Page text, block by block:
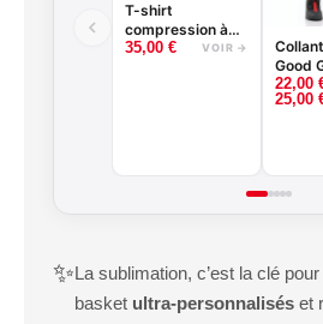
T-shirt
compression à
manches longues
35,00 € VOIR →
Good
Noir
22,00
25,00
✨La sublimation, c’est la clé
basket ultra-personnalisés et